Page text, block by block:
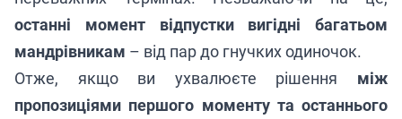
останні момент відпустки вигідні багатьом
мандрівникам – від пар до гнучких одиночок.
Отже, якщо ви ухвалюєте рішення між
пропозиціями першого моменту та останнього